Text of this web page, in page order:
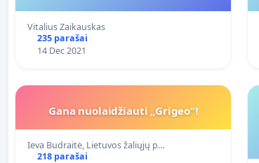
Vitalius Zaikauskas
235 parašai
14 Dec 2021
Gana nuolaidžiauti „Grigeo“!
Ieva Budraitė, Lietuvos žaliųjų p…
218 parašai